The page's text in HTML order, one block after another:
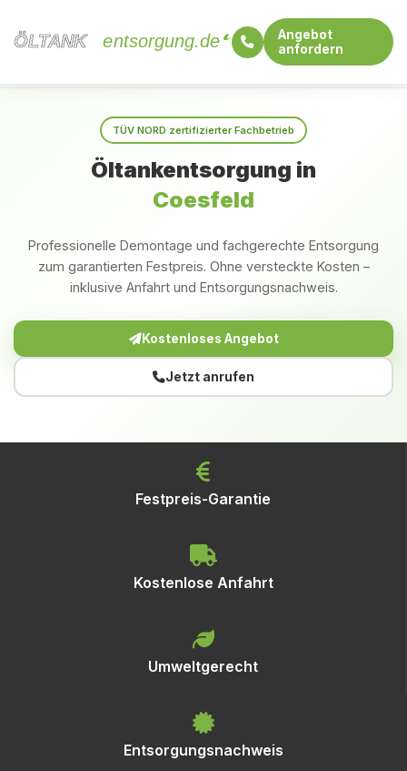
ÖLTANK
ÖLTANK entsorgung.de
Angebot
anfordern
TÜV NORD zertifizierter Fachbetrieb
Öltankentsorgung in
Coesfeld
Professionelle Demontage und fachgerechte Entsorgung
zum garantierten Festpreis. Ohne versteckte Kosten –
inklusive Anfahrt und Entsorgungsnachweis.
Kostenloses Angebot
Jetzt anrufen
Festpreis-Garantie
Kostenlose Anfahrt
Umweltgerecht
Entsorgungsnachweis